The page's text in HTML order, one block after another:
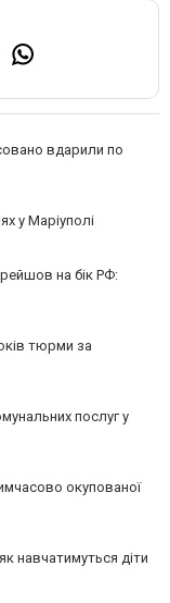
вдарили по
у Маріуполі
на бік РФ:
тюрми за
послуг у
окупованої
навчатимуться діти